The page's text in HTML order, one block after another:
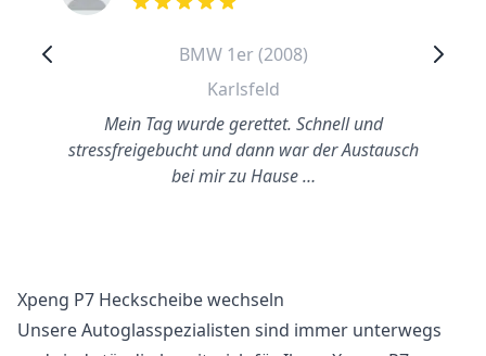
out of 5 stars
BMW 1er (2008)
Karlsfeld
Mein Tag wurde gerettet. Schnell und
stressfreigebucht und dann war der Austausch
bei mir zu Hause …
Xpeng P7 Heckscheibe wechseln
Unsere Autoglasspezialisten sind immer unterwegs